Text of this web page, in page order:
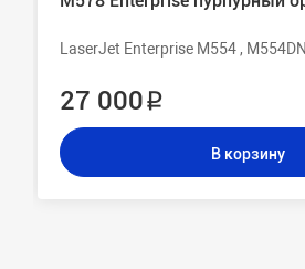
LaserJet Enterprise M554 ,
27 000 ₽
В корзину